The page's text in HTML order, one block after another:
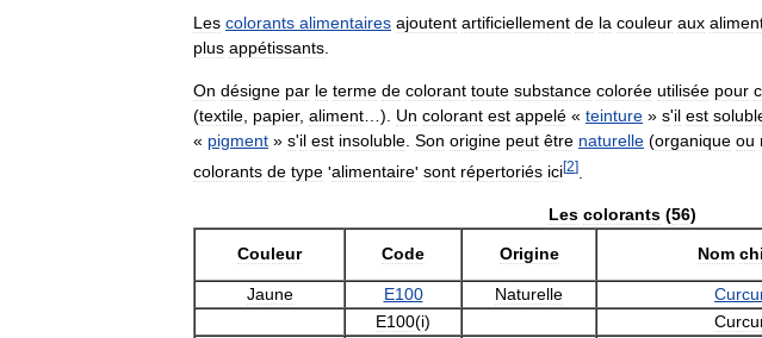
Les colorants alimentaires ajoutent artificiellement de la couleur aux
plus appétissants
On désigne par le terme de colorant toute substance colorée utilisée pour
(textile papier, aliment …). Un colorant est appelé « teinture » s'il est
« pigment » s'il est insoluble Son origine peut être naturelle (organique ou
colorants de type 'alimentaire' sont répertoriés ici[2]
Les colorants (56)
Couleur Code Origine Nom
Jaune
E100 Naturelle
E100(i)